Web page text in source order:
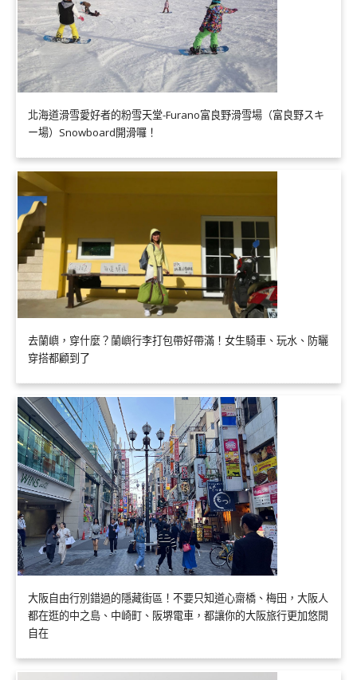
北海道滑雪愛好者的粉雪天堂-Furano富良野滑雪場（富良野スキ
ー場）Snowboard開滑囉！
去蘭嶼，穿什麼？蘭嶼行李打包帶好帶滿！女生騎車、玩水、防曬
穿搭都顧到了
大阪自由行別錯過的隱藏街區！不要只知道心齋橋、梅田，大阪人
都在逛的中之島、中崎町、阪堺電車，都讓你的大阪旅行更加悠閒
自在